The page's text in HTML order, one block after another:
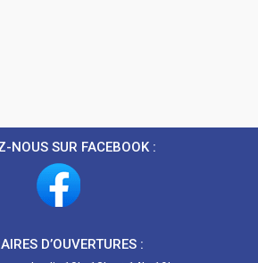
NOUS SUR FACEBOOK :
D’OUVERTURES :